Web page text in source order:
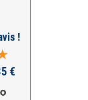
!
€